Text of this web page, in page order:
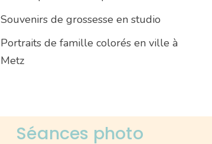
Souvenirs de grossesse en studio
Portraits de famille colorés en ville à
Metz
Séances photo